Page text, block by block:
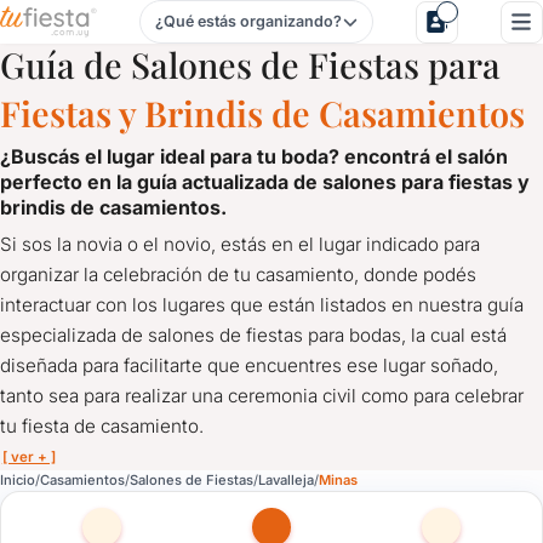
Salones de Fiestas para Casamientos en Minas, Lavalleja
¿Qué estás organizando?
Guía de Salones de Fiestas para
Fiestas y Brindis de Casamientos
¿buscás el lugar ideal para tu boda? encontrá el salón
perfecto en la guía actualizada de salones para fiestas y
brindis de casamientos.
Si sos la novia o el novio, estás en el lugar indicado para
organizar la celebración de tu casamiento, donde podés
interactuar con los lugares que están listados en nuestra guía
especializada de salones de fiestas para bodas, la cual está
diseñada para facilitarte que encuentres ese lugar soñado,
tanto sea para realizar una ceremonia civil como para celebrar
tu fiesta de casamiento.
[ ver + ]
Inicio Casamientos Salones de Fiestas Lavalleja Minas
Salones de Fiestas para Casamientos en Minas, Lavalleja
¿Buscás el lugar ideal para tu boda? Encontrá el Salón